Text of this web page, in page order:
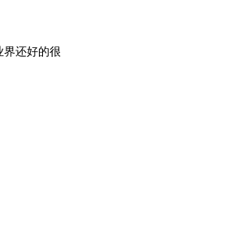
还好的很